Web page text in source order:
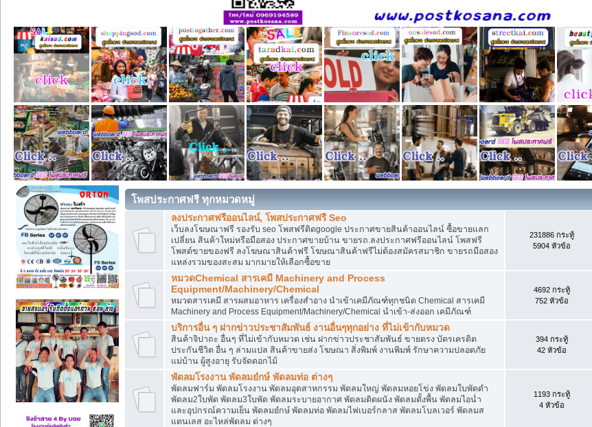
โพสประกาศฟรี ทุกหมวดหมู่
ลงประกาศฟรีออนไลน์, โพสประกาศฟรี Seo
เว็บลงโฆษณาฟรี รองรับ seo โพสฟรีติดgoogle ประกาศขายสินค้าออนไลน์ ซื้อขายแลก
เปลี่ยน สินค้าใหม่หรือมือสอง ประกาศขายบ้าน ขายรถ.ลงประกาศฟรีออนไลน์ โพสฟรี
โพสต์ขายของฟรี ลงโฆษณาสินค้าฟรี โฆษณาสินค้าฟรีไม่ต้องสมัครสมาชิก ขายรถมือสอง
แหล่งรวมของสะสม มากมายให้เลือกซื้อขาย
231886 กระทู้
5904 หัวข้อ
หมวดChemical สารเคมี Machinery and Process
Equipment/Machinery/Chemical
หมวดสารเคมี สารผสมอาหาร เครื่องสำอาง นำเข้าเคมีภัณฑ์ทุกชนิด Chemical สารเคมี
Machinery and Process Equipment/Machinery/Chemical นำเข้า-ส่งออก เคมีภัณฑ์
4692 กระทู้
752 หัวข้อ
บริการอื่น ๆ ฝากข่าวประชาสัมพันธ์ งานอื่นๆทุกอย่าง ที่ไม่เข้ากับหมวด
สินค้าจิปาถะ อื่นๆ ที่ไม่เข้ากับหมวด เช่น ฝากข่าวประชาสัมพันธ์ ขายตรง บัตรเครดิต
ประกันชีวิต อื่น ๆ ล่ามแปล สินค้าขายส่ง โฆษณา สิ่งพิมพ์ งานพิมพ์ รักษาความปลอดภัย
แม่บ้าน ผู้สูงอายุ รับจัดดอกไม้
394 กระทู้
42 หัวข้อ
พัดลมโรงงาน พัดลมยํกษ์ พัดลมท่อ ต่างๆ
พัดลมฟาร์ม พัดลมโรงงาน พัดลมอุตสาหกรรม พัดลมใหญ่ พัดลมหอยโข่ง พัดลมใบพัดดำ
พัดลม2ใบพัด พัดลม3ใบพัด พัดลมระบายอากาศ พัดลมติดผนัง พัดลมตั้งพื้น พัดลมไอน่ำ
และอุปกรณ์ความเย็น พัดลมยํกษ์ พัดลมท่อ พัดลมไฟเบอร์กลาส พัดลมโบลเวอร์ พัดลมส
แตนเลส อะไหล่พัดลม ต่างๆ
1193 กระทู้
4 หัวข้อ